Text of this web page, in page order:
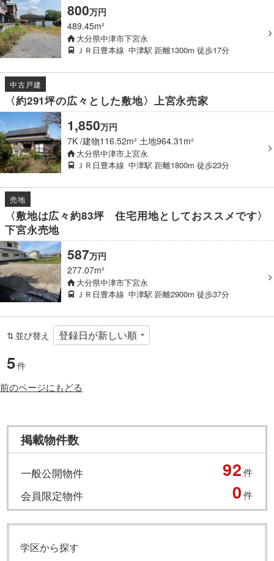
489.45m²
大分県中津市下宮永
ＪＲ日豊本線 中津駅 距離1300m 徒歩17分
800万円
中古戸建
〈約291坪の広々とした敷地〉上宮永売家
7K 建物116.52m² 土地964.31m²
大分県中津市上宮永
ＪＲ日豊本線 中津駅 距離1800m 徒歩23分
1,850万円
売地
〈敷地は広々約83坪 住宅用地としておススメです〉
下宮永売地
277.07m²
大分県中津市下宮永
ＪＲ日豊本線 中津駅 距離2900m 徒歩37分
587万円
並び替え
5件
前のページにもどる
掲載物件数
一般公開物件 92件
会員限定物件 0件
学区から探す